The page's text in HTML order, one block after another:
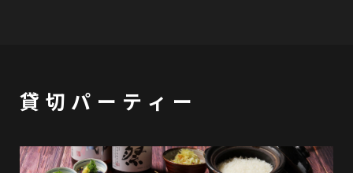
貸切パーティー